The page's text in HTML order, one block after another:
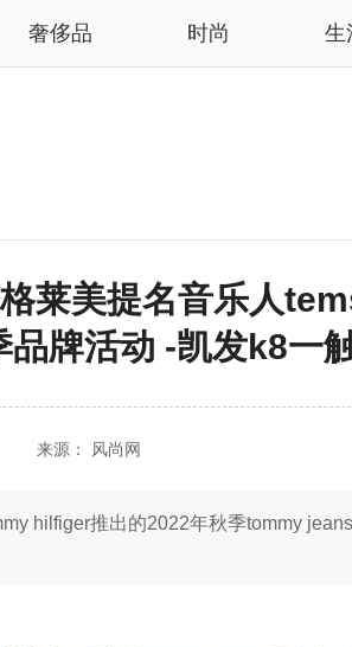
奢侈品 时尚 生
莱美提名音乐人
品牌活动 -凯发k8一
来源： 风尚网
hilfiger推出的2022年秋季tommy